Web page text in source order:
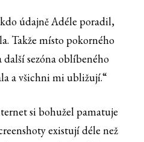
údajně Adéle poradil,
Takže místo pokorného
další sezóna oblíbeného
a všichni mi ubližují.“
si bohužel pamatuje
existují déle než